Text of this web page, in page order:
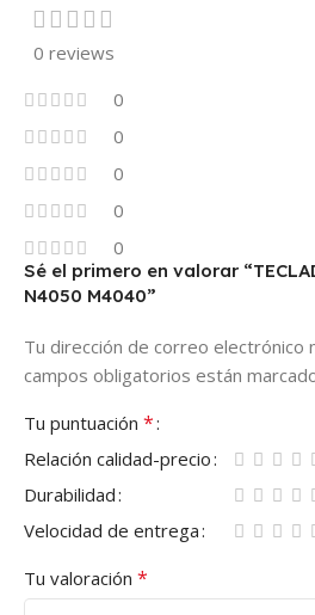
0 reviews
0
0
0
0
0
Sé el primero en valorar
N4050 M4040”
Tu dirección de correo electrónico
campos obligatorios están
Tu puntuación *
Relación calidad-precio
Durabilidad
Velocidad de entrega
Tu valoración *